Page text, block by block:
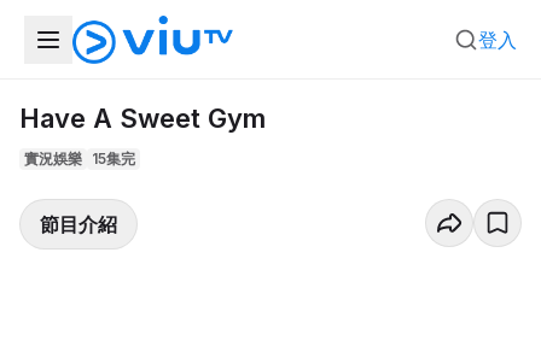
登入
Have A Sweet Gym
實況娛樂 15集完
節目介紹